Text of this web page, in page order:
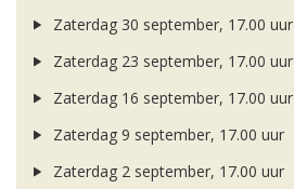
Zaterdag 30 september, 17.00 uur
Zaterdag 23 september, 17.00 uur
Zaterdag 16 september, 17.00 uur
Zaterdag 9 september, 17.00 uur
Zaterdag 2 september, 17.00 uur